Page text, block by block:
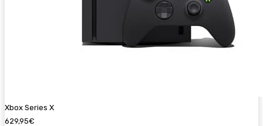
Xbox Series X
629,95€